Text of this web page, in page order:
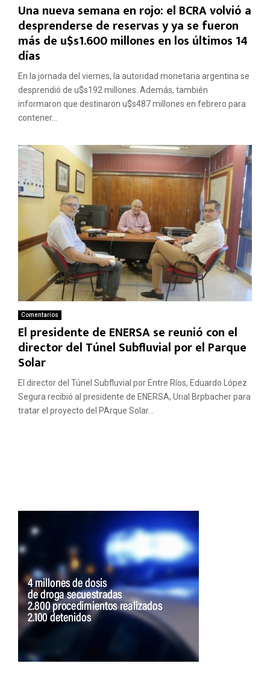
Una nueva semana en rojo: el BCRA volvió a
desprenderse de reservas y ya se fueron
más de u$s1.600 millones en los últimos 14
días
En la jornada del viernes, la autoridad monetaria argentina se
desprendió de u$s192 millones. Además, también
informaron que destinaron u$s487 millones en febrero para
contener...
Comentarios
El presidente de ENERSA se reunió con el
director del Túnel Subfluvial por el Parque
Solar
El director del Túnel Subfluvial por Entre Ríos, Eduardo López
Segura recibió al presidente de ENERSA, Urial Brpbacher para
tratar el proyecto del PArque Solar...